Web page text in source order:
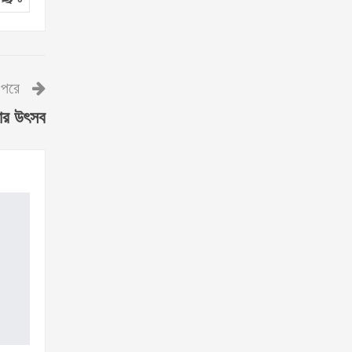
পরে
উৎসব